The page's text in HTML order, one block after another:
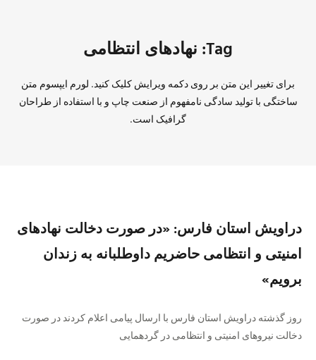
Tag: نهادهای انتظامی
برای تغییر این متن بر روی دکمه ویرایش کلیک کنید. لورم ایپسوم متن
ساختگی با تولید سادگی نامفهوم از صنعت چاپ و با استفاده از طراحان
گرافیک است.
دراویش استان فارس: «در صورت دخالت نهادهای
امنیتی و انتظامی حاضریم داوطلبانه به زندان
برویم»
روز گذشته دراویش استان فارس با ارسال پیامی اعلام کردند در صورت
دخالت نیروهای امنیتی و انتظامی در گردهمایی